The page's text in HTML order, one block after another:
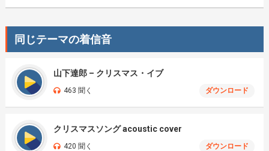
同じテーマの着信音
山下達郎 – クリスマス・イブ
463 聞く ダウンロード
クリスマスソング acoustic cover
420 聞く ダウンロード